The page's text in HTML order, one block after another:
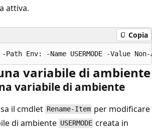
attiva.
Copia
variabile di ambiente
variabile di ambiente
il cmdlet Rename-Item per modificare
di ambiente USERMODE creata in